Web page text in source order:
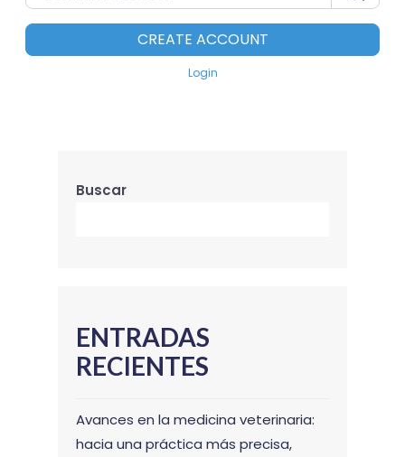
CREATE ACCOUNT
Login
Buscar
ENTRADAS
RECIENTES
Avances en la medicina veterinaria:
hacia una práctica más precisa,